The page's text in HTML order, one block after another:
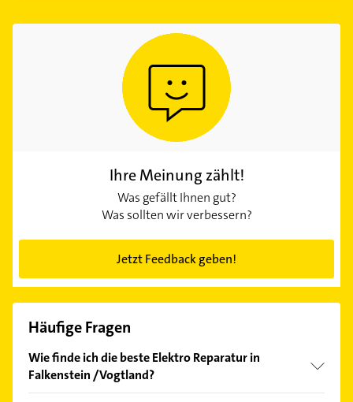
Ihre Meinung zählt!
Was gefällt Ihnen gut?
Was sollten wir verbessern?
Jetzt Feedback geben!
Häufige Fragen
Wie finde ich die beste Elektro Reparatur in
Falkenstein /Vogtland?